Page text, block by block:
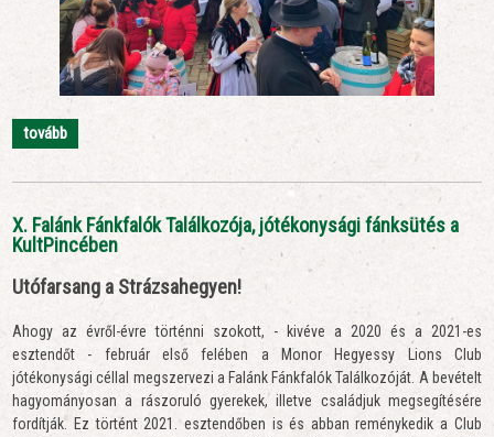
tovább
X. Falánk Fánkfalók Találkozója, jótékonysági fánksütés a
KultPincében
Utófarsang a Strázsahegyen!
Ahogy az évről-évre történni szokott, - kivéve a 2020 és a 2021-es
esztendőt - február első felében a Monor Hegyessy Lions Club
jótékonysági céllal megszervezi a Falánk Fánkfalók Találkozóját. A bevételt
hagyományosan a rászoruló gyerekek, illetve családjuk megsegítésére
fordítják. Ez történt 2021. esztendőben is és abban reménykedik a Club